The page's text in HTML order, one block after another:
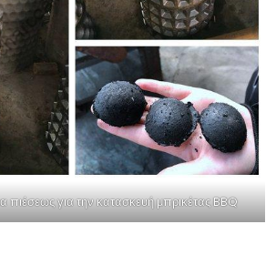
πιέσεως για την κατασκευή μπρικέτας BBQ